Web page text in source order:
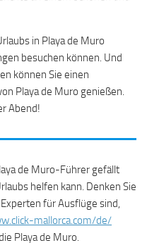
in Playa de Muro
besuchen können. Und
können Sie einen
Playa de Muro genießen.
Abend!
de Muro-Führer gefällt
helfen kann. Denken Sie
für Ausflüge sind,
mallorca.com/de/
Playa de Muro.